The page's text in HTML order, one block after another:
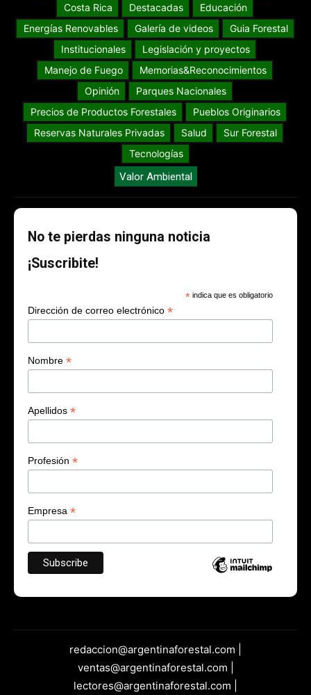
Costa Rica
Destacadas
Educación
Energías Renovables
Galería de videos
Guia Forestal
Institucionales
Legislación y proyectos
Manejo de Fuego
Memorias&Reconocimientos
Opinión
Parques Nacionales
Precios de Productos Forestales
Pueblos Originarios
Reservas Naturales Privadas
Salud
Sur Forestal
Tecnologías
Valor Ambiental
No te pierdas ninguna noticia
¡Suscribite!
* indica que es obligatorio
Dirección de correo electrónico *
Nombre *
Apellidos *
Profesión *
Empresa *
redaccion@argentinaforestal.com |
ventas@argentinaforestal.com |
lectores@argentinaforestal.com |